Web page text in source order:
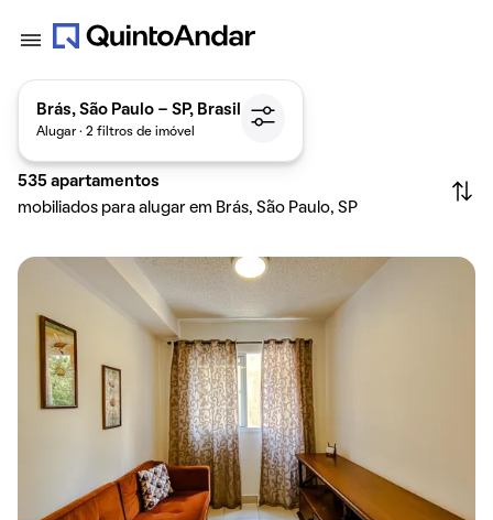
Brás, São Paulo - SP, Brasil
Alugar · 2 filtros de imóvel
535 apartamentos
mobiliados para alugar em Brás, São Paulo, SP